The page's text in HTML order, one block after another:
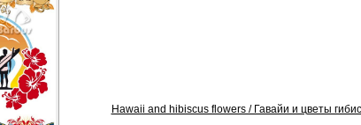
Hawaii and hibiscus flowers / Гавайи и цветы